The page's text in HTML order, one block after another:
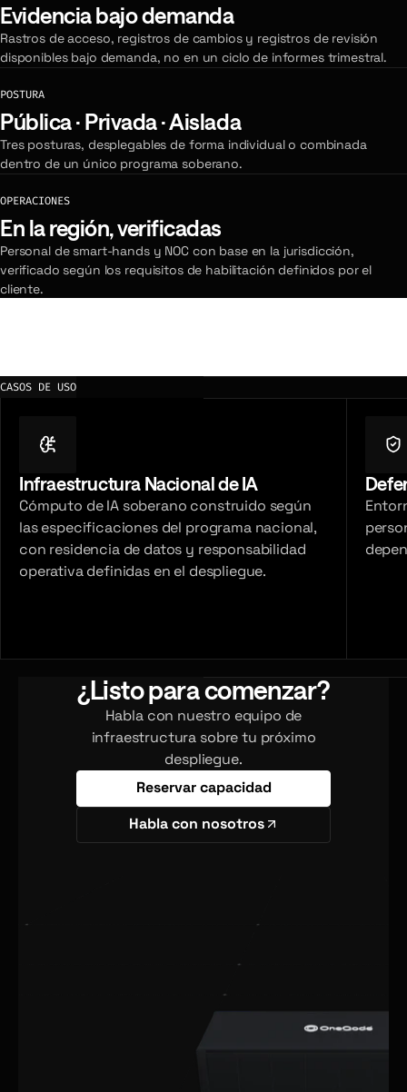
Evidencia bajo demanda
Rastros de acceso, registros de cambios y registros de revisión
disponibles bajo demanda, no en un ciclo de informes trimestral.
POSTURA
Pública · Privada · Aislada
Tres posturas, desplegables de forma individual o combinada
dentro de un único programa soberano.
OPERACIONES
En la región, verificadas
Personal de smart-hands y NOC con base en la jurisdicción,
verificado según los requisitos de habilitación definidos por el
cliente.
CASOS DE USO
Infraestructura Nacional de IA
Cómputo de IA soberano construido según
las especificaciones del programa nacional,
con residencia de datos y responsabilidad
operativa definidas en el despliegue.
¿Listo para comenzar?
Habla con nuestro equipo de
infraestructura sobre tu próximo
despliegue.
Reservar capacidad
Habla con nosotros